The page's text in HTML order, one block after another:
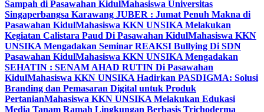
Sampah di Pasawahan KidulMahasiswa Universitas
Singaperbangsa Karawang JUBER : Jumat Penuh Makna di
Pasawahan KidulMahasiswa KKN UNSIKA Melakukan
Kegiatan Calistara Paud Di Pasawahan KidulMahasiswa KKN
UNSIKA Mengadakan Seminar REAKSI Bullying Di SDN
Pasawahan KidulMahasiswa KKN UNSIKA Mengadakan
SEHATIN : SENAM AHAD RUTIN Di Pasawahan
KidulMahasiswa KKN UNSIKA Hadirkan PASDIGMA: Solusi
Branding dan Pemasaran Digital untuk Produk
PertanianMahasiswa KKN UNSIKA Melakukan Edukasi
Media Tanam Ramah Lingkungan Berbasis Trichoderma